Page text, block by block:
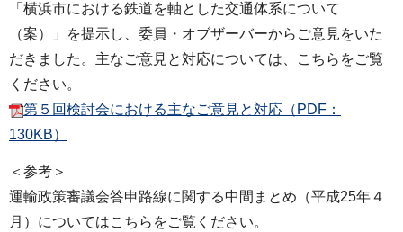
「横浜市における鉄道を軸とした交通体系について
（案）」を提示し、委員・オブザーバーからご意見をいた
だきました。主なご意見と対応については、こちらをご覧
ください。
第５回検討会における主なご意見と対応（PDF：
130KB）
＜参考＞
運輸政策審議会答申路線に関する中間まとめ（平成25年４
月）についてはこちらをご覧ください。